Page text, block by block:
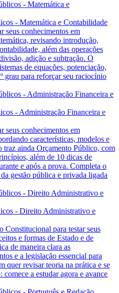
- Matemática e Contabilidade
seus conhecimentos em
revisando introdução,
além das operações
adição e subtração. O
de equações, potenciação,
grau para reforçar seu raciocínio
- Administração Financeira e
seus conhecimentos em
características, modelos e
traz ainda Orçamento Público, com
além de 10 dicas de
e após a prova. Completa o
gestão pública e privada ligada
- Direito Administrativo e
Constitucional para testar seus
e formas de Estado e de
de maneira clara as
e a legislação essencial para
quer revisar teoria na prática e se
comece a estudar agora e avance